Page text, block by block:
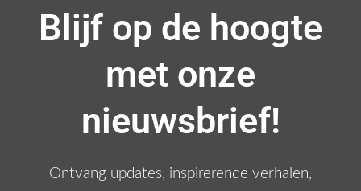
Blijf op de hoogte
met onze
nieuwsbrief!
Ontvang updates, inspirerende verhalen,